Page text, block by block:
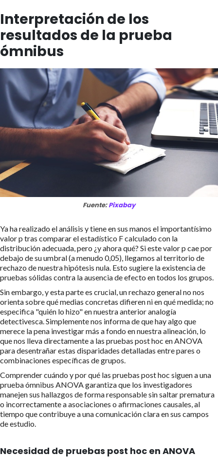
Interpretación de los
resultados de la prueba
ómnibus
Fuente:Pixabay
Ya ha realizado el análisis y tiene en sus manos el importantísimo
valor p tras comparar el estadístico F calculado con la
distribución adecuada, pero ¿y ahora qué? Si este valor p cae por
debajo de su umbral (a menudo 0,05), llegamos al territorio de
rechazo de nuestra hipótesis nula. Esto sugiere la existencia de
pruebas sólidas contra la ausencia de efecto en todos los grupos.
Sin embargo, y esta parte es crucial, un rechazo general no nos
orienta sobre qué medias concretas difieren ni en qué medida; no
especifica "quién lo hizo" en nuestra anterior analogía
detectivesca. Simplemente nos informa de que hay algo que
merece la pena investigar más a fondo en nuestra alineación, lo
que nos lleva directamente a las pruebas post hoc en ANOVA
para desentrañar estas disparidades detalladas entre pares o
combinaciones específicas de grupos.
Comprender cuándo y por qué las pruebas post hoc siguen a una
prueba ómnibus ANOVA garantiza que los investigadores
manejen sus hallazgos de forma responsable sin saltar prematura
o incorrectamente a asociaciones o afirmaciones causales, al
tiempo que contribuye a una comunicación clara en sus campos
de estudio.
Necesidad de pruebas post hoc en ANOVA